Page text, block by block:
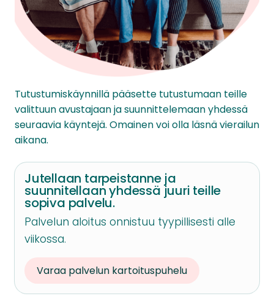
Tutustumiskäynnillä pääsette tutustumaan teille
valittuun avustajaan ja suunnittelemaan yhdessä
seuraavia käyntejä. Omainen voi olla läsnä vierailun
aikana.
Jutellaan tarpeistanne ja
suunnitellaan yhdessä juuri teille
sopiva palvelu.
Palvelun aloitus onnistuu tyypillisesti alle
viikossa.
Varaa palvelun kartoituspuhelu